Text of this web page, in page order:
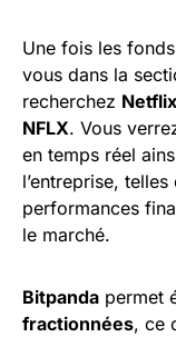
Une fois les
vous dans la
recherchez Netflix
NFLX. Vous
en temps réel
l’entreprise,
performances
le marché.
Bitpanda permet
fractionnées, ce